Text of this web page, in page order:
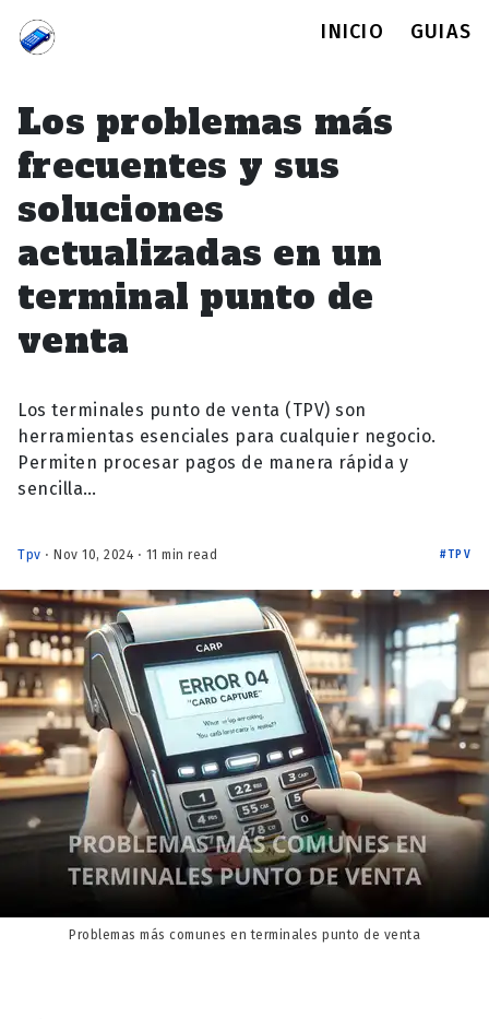
INICIO GUIAS
Los problemas más
frecuentes y sus
soluciones
actualizadas en un
terminal punto de
venta
Los terminales punto de venta (TPV) son
herramientas esenciales para cualquier negocio.
Permiten procesar pagos de manera rápida y
sencilla…
Tpv ⋅ Nov 10, 2024 ⋅ 11 min read TPV
Problemas más comunes en terminales punto de venta